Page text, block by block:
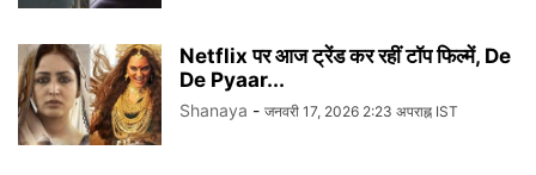
Netflix पर आज ट्रेंड कर रहीं टॉप फिल्में, De
De Pyaar...
Shanaya - जनवरी 17, 2026 2:23 अपराह्न IST